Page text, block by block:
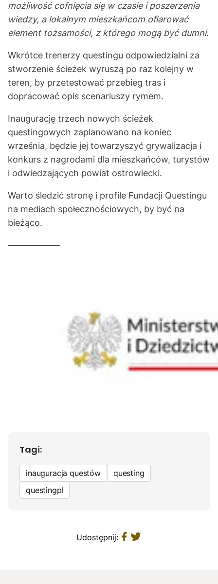
możliwość cofnięcia się w czasie i poszerzenia
wiedzy, a lokalnym mieszkańcom ofiarować
element tożsamości, z którego mogą być dumni.
Wkrótce trenerzy questingu odpowiedzialni za
stworzenie ścieżek wyruszą po raz kolejny w
teren, by przetestować przebieg tras i
dopracować opis scenariuszy rymem.
Inaugurację trzech nowych ścieżek
questingowych zaplanowano na koniec
września, będzie jej towarzyszyć grywalizacja i
konkurs z nagrodami dla mieszkańców, turystów
i odwiedzających powiat ostrowiecki.
Warto śledzić stronę i profile Fundacji Questingu
na mediach społecznościowych, by być na
bieżąco.
——————
Tagi:
inauguracja questów
questing
questingpl
Udostępnij: